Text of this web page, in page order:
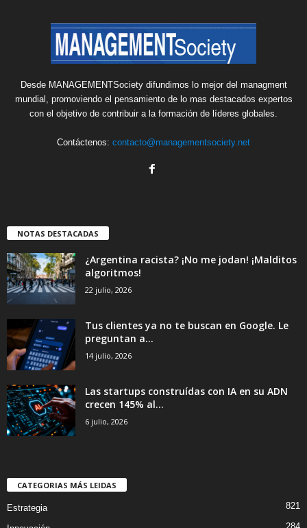
Desde MANAGEMENTSociety difundimos lo mejor del managment
mundial, promoviendo el pensamiento de lo mas destacados expertos
con el objetivo de contribuir a la formación de líderes globales.
Contáctenos: contacto@managementsociety.net
NOTAS DESTACADAS
¿Argentina racista? ¡No me jodan! ¡Malditos
algoritmos!
22 julio, 2026
Tus clientes ya no te buscan en Google. Le
preguntan a...
14 julio, 2026
Las startups construídas con IA en su ADN
crecen 145% al...
6 julio, 2026
CATEGORIAS MÁS LEIDAS
Estrategia 821